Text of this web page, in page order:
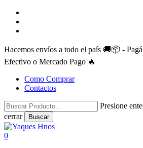
Skip
main
Hacemos envíos a todo el país 🚚📦 -
Efectivo o Mercado Pago 🔥
Como Comprar
Contactos
Presione
cerrar
Buscar
Close
Search
search
account
0